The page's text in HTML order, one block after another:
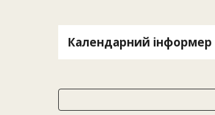
Календарний інформер